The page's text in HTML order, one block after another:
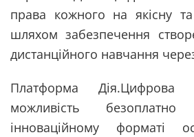
права кожного на якісну та
шляхом забезпечення
дистанційного навчання
Платформа
можливість
інноваційному форматі